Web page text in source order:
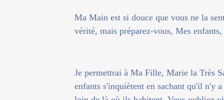
Ma Main est si douce que vous ne la
vérité, mais préparez-vous, Mes
Je permettrai à Ma Fille, Marie la Très
enfants s'inquiètent en sachant qu'il n'y